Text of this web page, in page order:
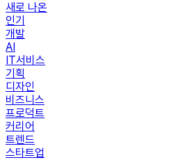
새로 나온
인기
개발
AI
IT서비스
기획
디자인
비즈니스
프로덕트
커리어
트렌드
스타트업